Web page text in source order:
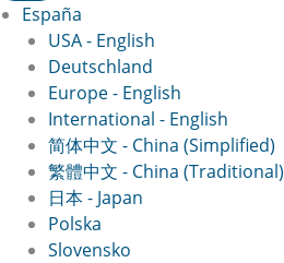
España
USA - English
Deutschland
Europe - English
International - English
简体中文 - China (Simplified)
繁體中文 - China (Traditional)
日本 - Japan
Polska
Slovensko